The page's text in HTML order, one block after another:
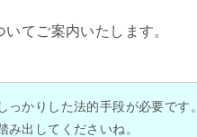
てご案内いたします。
かりした法的手段が必要です。
出してくださいね。